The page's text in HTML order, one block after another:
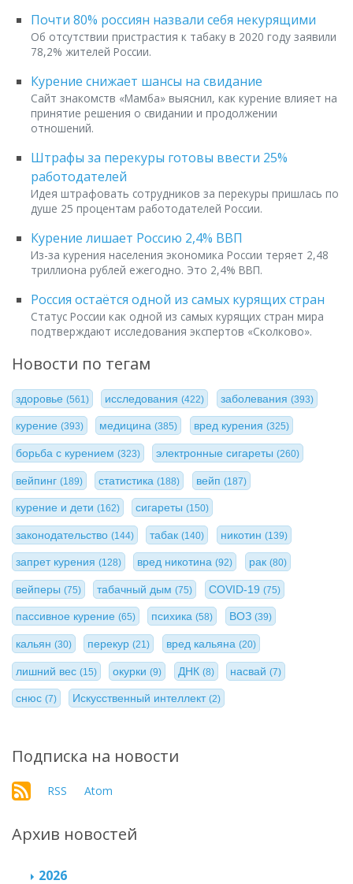
Почти 80% россиян назвали себя некурящими
Об отсутствии пристрастия к табаку в 2020 году заявили
78,2% жителей России.
Курение снижает шансы на свидание
Сайт знакомств «Мамба» выяснил, как курение влияет на
принятие решения о свидании и продолжении
отношений.
Штрафы за перекуры готовы ввести 25%
работодателей
Идея штрафовать сотрудников за перекуры пришлась по
душе 25 процентам работодателей России.
Курение лишает Россию 2,4% ВВП
Из-за курения населения экономика России теряет 2,48
триллиона рублей ежегодно. Это 2,4% ВВП.
Россия остаётся одной из самых курящих стран
Статус России как одной из самых курящих стран мира
подтверждают исследования экспертов «Сколково».
Новости по тегам
здоровье (561) исследования(422) заболевания (393)
курение (393) медицина(385) вред курения (325)
борьба с курением (323) электронные сигареты(260)
вейпинг (189) статистика(188) вейп (187)
курение и дети (162) сигареты(150)
законодательство (144) табак(140) никотин (139)
запрет курения (128) вред никотина(92) рак (80)
вейперы (75) табачный дым(75) COVID-19 (75)
пассивное курение (65) психика(58) ВОЗ (39)
кальян (30) перекур(21) вред кальяна (20)
лишний вес (15) окурки(9) ДНК (8) насвай(7)
снюс (7) Искусственный интеллект(2)
Подписка на новости
RSS Atom
Архив новостей
2026